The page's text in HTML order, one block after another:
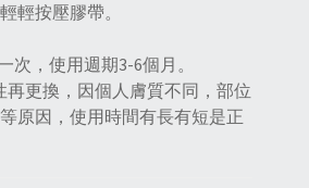
輕按壓膠帶。
次，使用週期3-6個月。
再更換，因個人膚質不同，部位
原因，使用時間有長有短是正